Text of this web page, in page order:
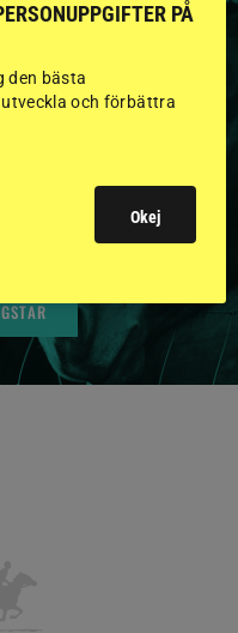
I
MED
FAKTA
PÅ
den bästa
och förbättra
Okej